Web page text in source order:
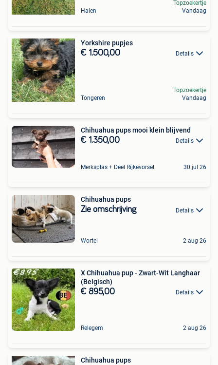
Halen
Topzoekertje
Vandaag
Yorkshire pupjes
€ 1.500,00 Details
Tongeren
Topzoekertje
Vandaag
Chihuahua pups mooi klein blijvend
€ 1.350,00 Details
Merksplas + Deel Rijkevorsel 30 jul 26
Chihuahua pups
Zie omschrijving Details
Wortel 2 aug 26
X Chihuahua pup - Zwart-Wit Langhaar
(Belgisch)
€ 895,00 Details
Relegem 2 aug 26
Chihuahua pups